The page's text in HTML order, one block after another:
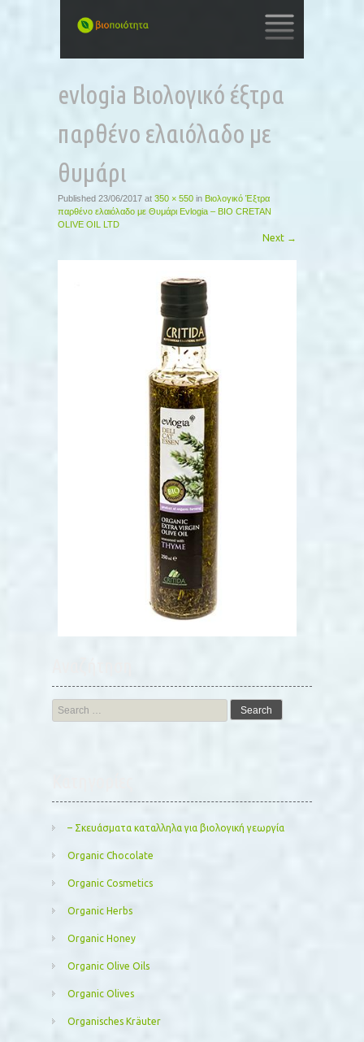
CONTENT
evlogia Βιολογικό έξτρα
παρθένο ελαιόλαδο με
θυμάρι
Published 23/06/2017 at 350 × 550 in Βιολογικό Έξτρα
παρθένο ελαιόλαδο με Θυμάρι Evlogia – BIO CRETAN
OLIVE OIL LTD
Next →
Search
for:
– Σκευάσματα καταλληλα για βιολογική γεωργία
Organic Chocolate
Organic Cosmetics
Organic Herbs
Organic Honey
Organic Olive Oils
Organic Olives
Organisches Kräuter